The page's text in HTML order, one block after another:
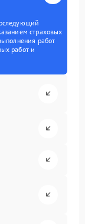
страховых
работ
работ и